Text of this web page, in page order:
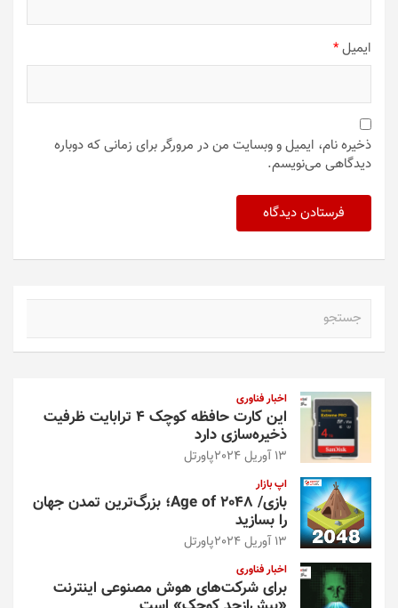
ایمیل*
ذخیره نام، ایمیل و وبسایت من در مرورگر برای زمانی که دوباره
دیدگاهی می‌نویسم.
اخبار فناوری
این کارت حافظه کوچک ۴ ترابایت ظرفیت
ذخیره‌سازی دارد
13 آوریل 2024 پاورتل
اپ بازار
بازی/ Age of 2048؛ بزرگ‌ترین تمدن جهان
را بسازید
13 آوریل 2024 پاورتل
اخبار فناوری
برای شرکت‌های هوش مصنوعی اینترنت